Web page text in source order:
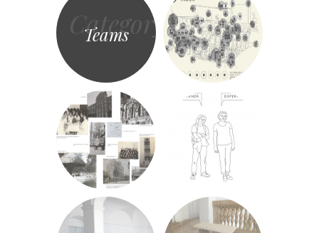
Category
Teams